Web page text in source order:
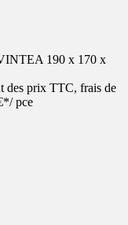
190 x 170 x
des prix TTC, frais de
*/ pce